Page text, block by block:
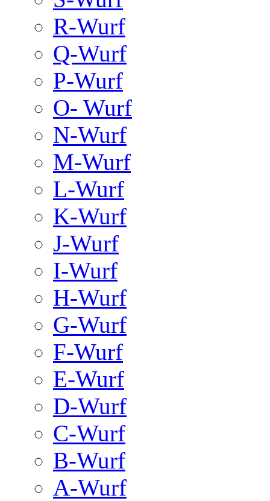
R-Wurf
Q-Wurf
P-Wurf
O- Wurf
N-Wurf
M-Wurf
L-Wurf
K-Wurf
J-Wurf
I-Wurf
H-Wurf
G-Wurf
F-Wurf
E-Wurf
D-Wurf
C-Wurf
B-Wurf
A-Wurf